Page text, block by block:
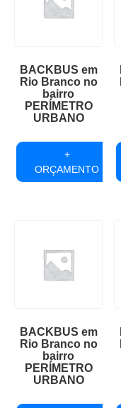
BACKBUS em
Rio Branco no
bairro
PERÍMETRO
URBANO
+
ORÇAMENTO
BACKBUS em
Rio Branco no
bairro
PERÍMETRO
URBANO